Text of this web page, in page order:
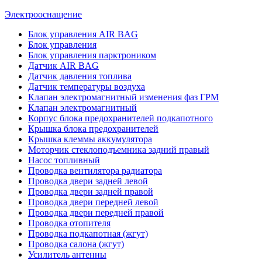
Электрооснащение
Блок управления AIR BAG
Блок управления
Блок управления парктроником
Датчик AIR BAG
Датчик давления топлива
Датчик температуры воздуха
Клапан электромагнитный изменения фаз ГРМ
Клапан электромагнитный
Корпус блока предохранителей подкапотного
Крышка блока предохранителей
Крышка клеммы аккумулятора
Моторчик стеклоподъемника задний правый
Насос топливный
Проводка вентилятора радиатора
Проводка двери задней левой
Проводка двери задней правой
Проводка двери передней левой
Проводка двери передней правой
Проводка отопителя
Проводка подкапотная (жгут)
Проводка салона (жгут)
Усилитель антенны